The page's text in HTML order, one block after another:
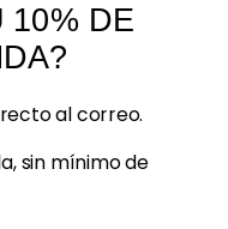
10% DE
al correo.
sin mínimo de